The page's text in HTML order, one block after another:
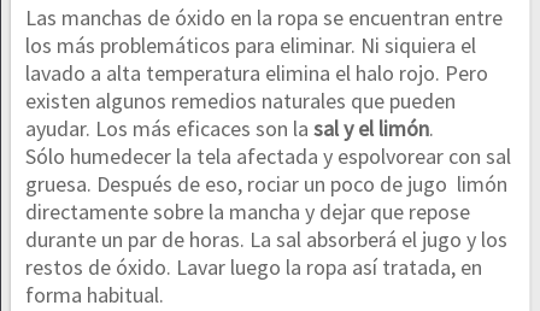
Las manchas de óxido en la ropa se encuentran entre
los más problemáticos para eliminar. Ni siquiera el
lavado a alta temperatura elimina el halo rojo. Pero
existen algunos remedios naturales que pueden
ayudar. Los más eficaces son la sal y el limón.
Sólo humedecer la tela afectada y espolvorear con sal
gruesa. Después de eso, rociar un poco de jugo limón
directamente sobre la mancha y dejar que repose
durante un par de horas. La sal absorberá el jugo y los
restos de óxido. Lavar luego la ropa así tratada, en
forma habitual.